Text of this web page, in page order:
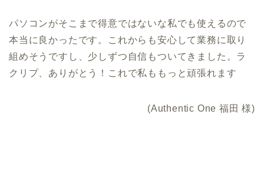
パソコンがそこまで得意ではないな私でも使えるので
本当に良かったです。これからも安心して業務に取り
組めそうですし、少しずつ自信もついてきました。ラ
クリプ、ありがとう！これで私ももっと頑張れます
(Authentic One 福田 様)